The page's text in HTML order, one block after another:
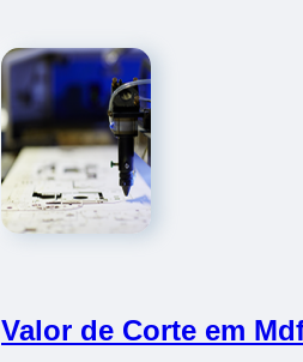
Valor de Corte em